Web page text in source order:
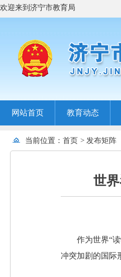
欢迎来到济宁市教育局
网站首页 教育动态
当前位置： 首页 > 发布矩阵
世
作为世界“
冲突加剧的国际